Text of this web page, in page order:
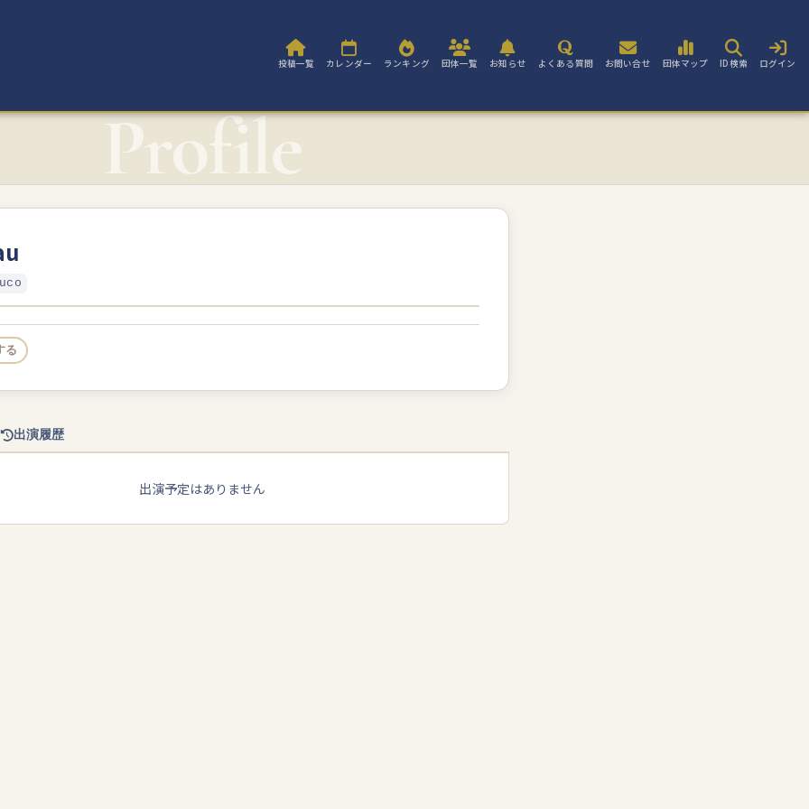
投稿一覧 カレンダー ランキング 団体一覧 お知らせ よくある質問 お問い合せ 団体マップ ID検索 ログイン
る
出演履歴
出演予定はありません